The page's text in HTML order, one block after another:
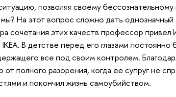
позволяя своему
На этот вопрос сложно дать однозначный
сочетания этих качеств профессор привел
В детстве перед его глазами
все под своим контролем.
полного разорения, когда ее супруг не
и покончил жизнь самоубийством.